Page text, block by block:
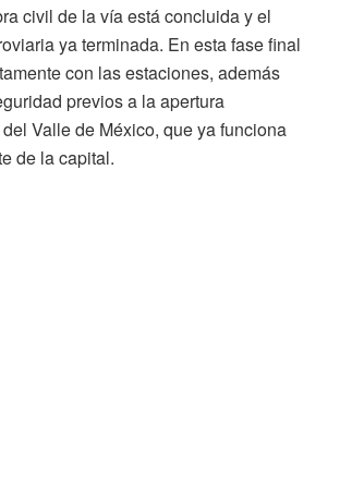
civil de la vía está concluida y el
ya terminada. En esta fase final
con las estaciones, además
previos a la apertura
Valle de México, que ya funciona
de la capital.